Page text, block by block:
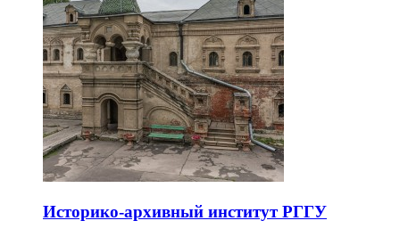
Историко-архивный институт РГГУ